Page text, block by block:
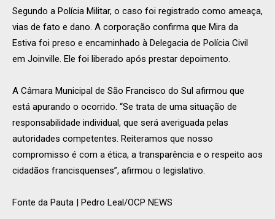
Segundo a Polícia Militar, o caso foi registrado como ameaça,
vias de fato e dano. A corporação confirma que Mira da
Estiva foi preso e encaminhado à Delegacia de Polícia Civil
em Joinville. Ele foi liberado após prestar depoimento.
A Câmara Municipal de São Francisco do Sul afirmou que
está apurando o ocorrido. “Se trata de uma situação de
responsabilidade individual, que será averiguada pelas
autoridades competentes. Reiteramos que nosso
compromisso é com a ética, a transparência e o respeito aos
cidadãos francisquenses”, afirmou o legislativo.
Fonte da Pauta | Pedro Leal/OCP NEWS